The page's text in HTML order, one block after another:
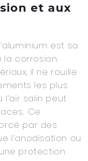
et aux
est sa
corrosion.
il ne rouille
les plus
salin peut
Ce
par des
l’anodisation ou
protection